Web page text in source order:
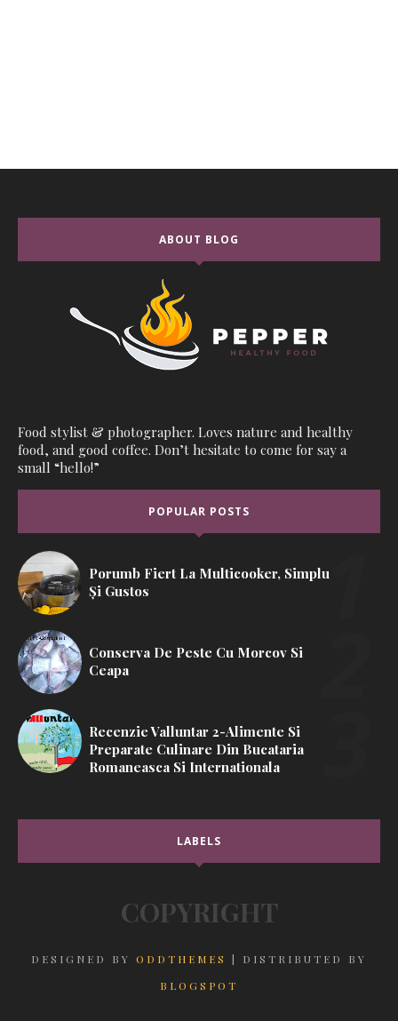
ABOUT BLOG
Food stylist & photographer. Loves nature and healthy
food, and good coffee. Don’t hesitate to come for say a
small “hello!”
POPULAR POSTS
Porumb Fiert La Multicooker, Simplu
Și Gustos
Conserva De Peste Cu Morcov Si
Ceapa
Recenzie Valluntar 2-Alimente Si
Preparate Culinare Din Bucataria
Romaneasca Si Internationala
LABELS
COPYRIGHT
DESIGNED BY ODDTHEMES
| DISTRIBUTED BY
BLOGSPOT